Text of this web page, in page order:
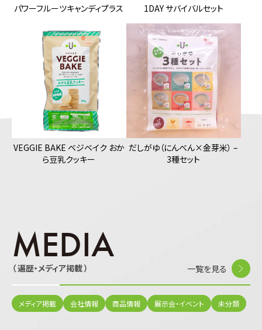
パワーフルーツキャンディプラス 1DAY サバイバルセット
VEGGIE BAKE ベジベイク おか
ら豆乳クッキー
だしがゆ（にんべん×金芽米） –
3種セット
MEDIA
（ 遍歴・メディア掲載 ） 一覧を見る
メディア掲載 会社情報 商品情報 展示会・イベント 未分類